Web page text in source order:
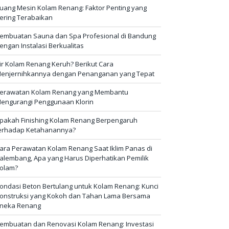
Mesin Kolam Renang: Faktor Penting yang
Terabaikan
Sauna dan Spa Profesional di Bandung
Instalasi Berkualitas
Kolam Renang Keruh? Berikut Cara
dengan Penanganan yang Tepat
Kolam Renang yang Membantu
Penggunaan Klorin
Finishing Kolam Renang Berpengaruh
Ketahanannya?
Perawatan Kolam Renang Saat Iklim Panas di
Apa yang Harus Diperhatikan Pemilik
Beton Bertulang untuk Kolam Renang: Kunci
yang Kokoh dan Tahan Lama Bersama
Renang
dan Renovasi Kolam Renang: Investasi